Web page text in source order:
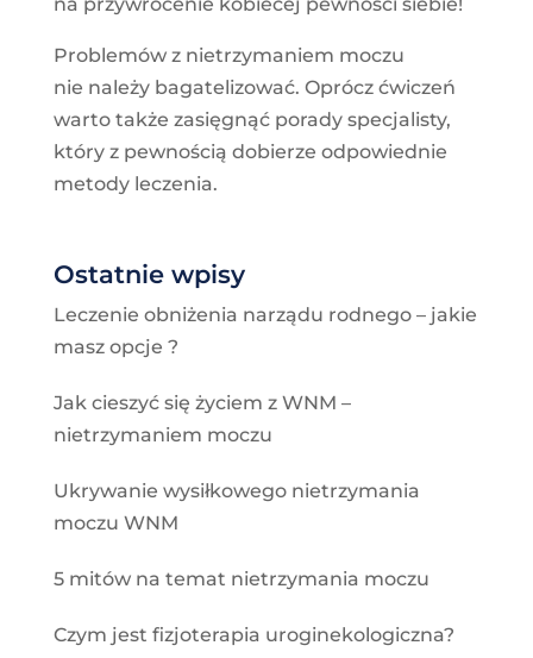
Problemów z nietrzymaniem moczu
nie należy bagatelizować. Oprócz ćwiczeń
warto także zasięgnąć porady specjalisty,
który z pewnością dobierze odpowiednie
metody leczenia.
Ostatnie wpisy
Leczenie obniżenia narządu rodnego – jakie
masz opcje ?
Jak cieszyć się życiem z WNM –
nietrzymaniem moczu
Ukrywanie wysiłkowego nietrzymania
moczu WNM
5 mitów na temat nietrzymania moczu
Czym jest fizjoterapia uroginekologiczna?